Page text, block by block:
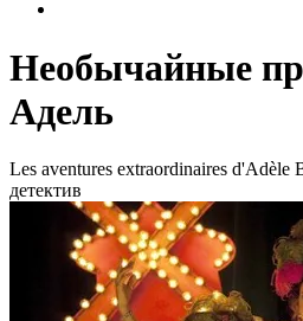
Необычайные
Адель
Les aventures extraordinaires d'Adèle
детектив